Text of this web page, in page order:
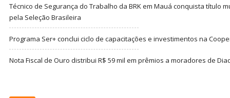
Técnico de Segurança do Trabalho da BRK em Mauá conquista título
pela Seleção Brasileira
Programa Ser+ conclui ciclo de capacitações e investimentos na
Nota Fiscal de Ouro distribui R$ 59 mil em prêmios a moradores de